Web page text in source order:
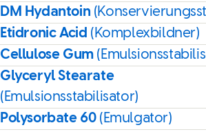
DM Hydantoin
Etidronic Acid (Komplexbildner)
Cellulose Gum
Glyceryl Stearate
(Emulsionsstabilisator)
Polysorbate 60 (Emulgator)